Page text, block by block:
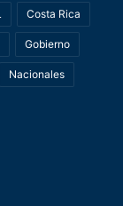
Costa Rica
Gobierno
Nacionales